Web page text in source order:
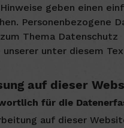
geben einen
Personenbezogene
Thema Datenschutz
unserer unter diesem
auf dieser
für die
auf dieser